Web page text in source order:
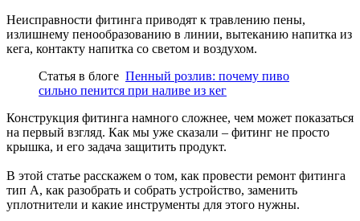
Неисправности фитинга приводят к травлению пены,
излишнему пенообразованию в линии, вытеканию напитка из
кега, контакту напитка со светом и воздухом.
Статья в блоге Пенный розлив: почему пиво
сильно пенится при наливе из кег
Конструкция фитинга намного сложнее, чем может показаться
на первый взгляд. Как мы уже сказали – фитинг не просто
крышка, и его задача защитить продукт.
В этой статье расскажем о том, как провести ремонт фитинга
тип А, как разобрать и собрать устройство, заменить
уплотнители и какие инструменты для этого нужны.